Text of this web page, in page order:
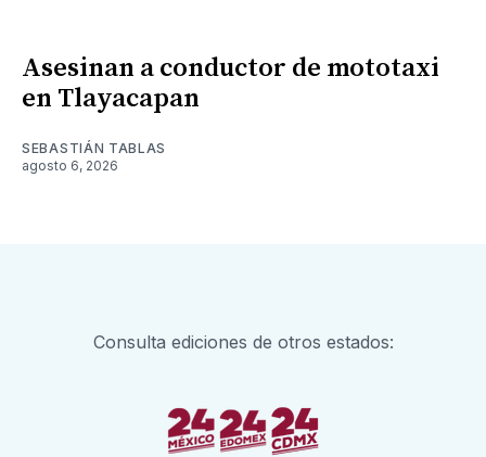
Asesinan a conductor de mototaxi
en Tlayacapan
SEBASTIÁN TABLAS
agosto 6, 2026
Consulta ediciones de otros estados: